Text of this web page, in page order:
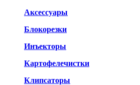
Аксессуары
Блокорезки
Инъекторы
Картофелечистки
Клипсаторы